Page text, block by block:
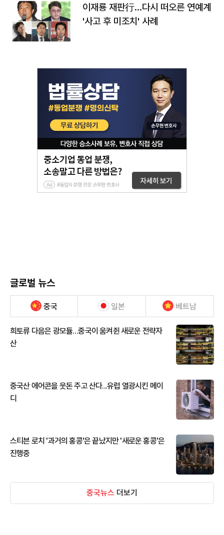
이재룡 재판行…다시 떠오른 연예계
'사고 후 미조치' 사례
글로벌 뉴스
중국 일본 베트남
희토류 다음은 광모듈…중국이 움켜쥔 새로운 전략자
산
중국산 에어콘을 웃돈 주고 산다...유럽 열광시킨 메이
디
스티븐 로치 '과거의 홍콩'은 끝났지만 '새로운 홍콩'은
진행중
중국뉴스 더보기